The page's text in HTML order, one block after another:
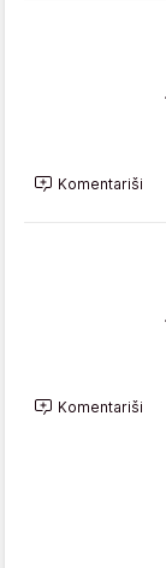
Komentariši
Komentariši